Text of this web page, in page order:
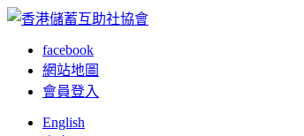
facebook
網站地圖
會員登入
English